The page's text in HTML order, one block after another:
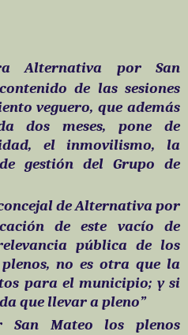
Alternativa por San
de las sesiones
veguero, que además
dos meses, pone de
el inmovilismo, la
gestión del Grupo de
de Alternativa por
de este vacío de
pública de los
no es otra que la
para el municipio; y si
que llevar a pleno”
Mateo los plenos